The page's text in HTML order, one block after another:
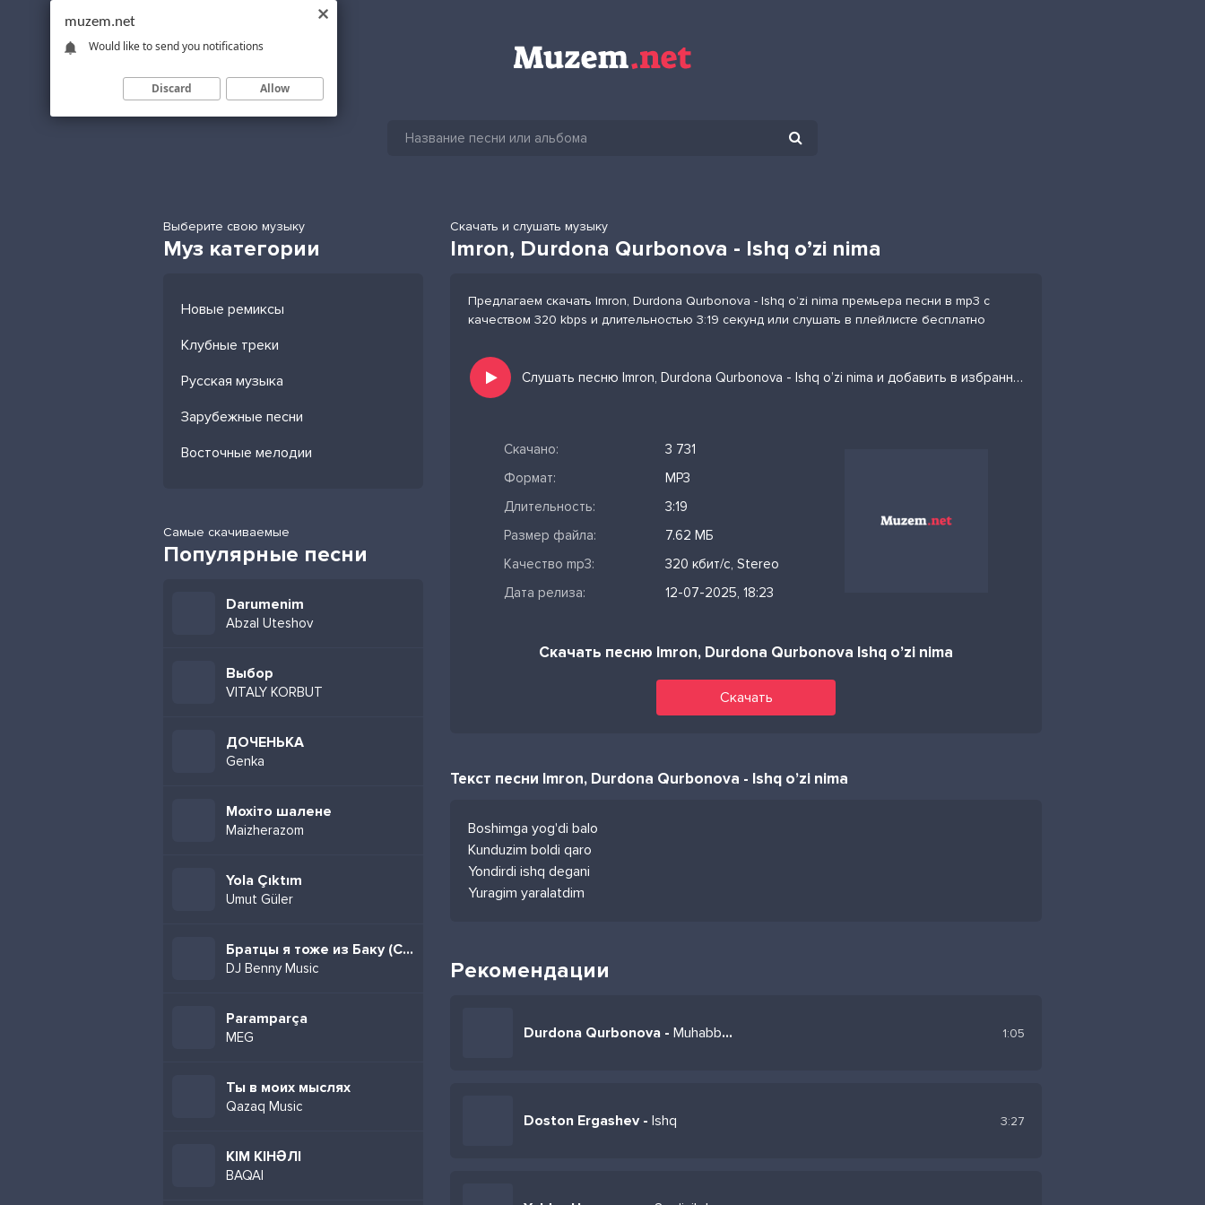
Выберите свою музыку
Муз категории
Новые ремиксы
Клубные треки
Русская музыка
Зарубежные песни
Восточные мелодии
Самые скачиваемые
Популярные песни
Darumenim
Abzal Uteshov
Выбор
VITALY KORBUT
ДОЧЕНЬКА
Genka
Мохіто шалене
Maizherazom
Yola Çıktım
Umut Güler
Братцы я тоже из Баку (Cover)
DJ Benny Music
Paramparça
MEG
Ты в моих мыслях
Qazaq Music
КІМ КІНӘЛІ
BAQAI
Скачать и слушать музыку
Imron, Durdona Qurbonova - Ishq o’zi nima
Предлагаем скачать Imron, Durdona Qurbonova - Ishq o’zi nima премьера песни в mp3 с
качеством 320 kbps и длительностью 3:19 секунд или слушать в плейлисте бесплатно
Слушать песню Imron, Durdona Qurbonova - Ishq o’zi nima и добавить в избранных
Скачано:
3 731
Формат:
MP3
Длительность:
3:19
Размер файла:
7.62 МБ
Качество mp3:
320 кбит/с, Stereo
Дата релиза:
12-07-2025, 18:23
Скачать песню Imron, Durdona Qurbonova Ishq o’zi nima
Скачать
Текст песни Imron, Durdona Qurbonova - Ishq o’zi nima
Boshimga yog'di balo
Kunduzim boldi qaro
Yondirdi ishq degani
Yuragim yaralatdim
Рекомендации
Durdona Qurbonova - Muhabbat 1:05
Doston Ergashev - Ishq 3:27
muzem.net
Would like to send you notifications
Discard Allow